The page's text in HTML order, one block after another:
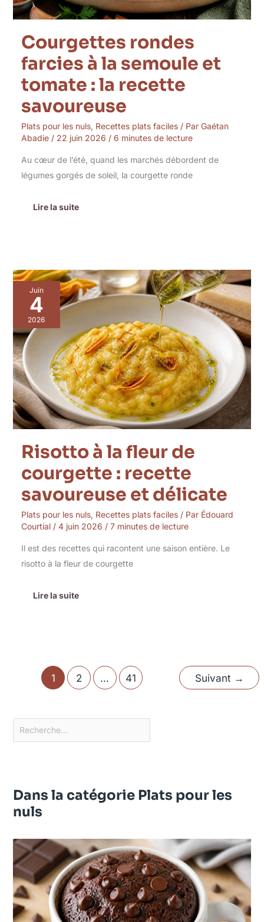
Courgettes rondes
farcies à la semoule et
tomate : la recette
savoureuse
Plats pour les nuls, Recettes plats faciles/ Par Gaétan
Abadie / 22 juin 2026 / 6 minutes de lecture
Au cœur de l’été, quand les marchés débordent de
légumes gorgés de soleil, la courgette ronde
Lire la suite
Juin
4
2026
Risotto à la fleur de
courgette : recette
savoureuse et délicate
Plats pour les nuls, Recettes plats faciles/ Par Édouard
Courtial / 4 juin 2026 / 7 minutes de lecture
Il est des recettes qui racontent une saison entière. Le
risotto à la fleur de courgette
Risotto
à
la
fleur
de
courgette
recette
savoureuse
et
délicate
Lire la suite
1 2 … 41 Suivant →
Dans la catégorie Plats pour les
nuls